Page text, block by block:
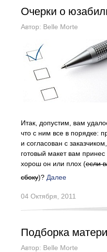
Очерки о
Автор: Belle Morte
Итак, допустим, вам
что с ним все в порядке:
и согласован с
готовый макет вам
хорош он или плох (если
сбоку)? Далее
04 Октября, 2011
Подборка
Автор: Belle Morte